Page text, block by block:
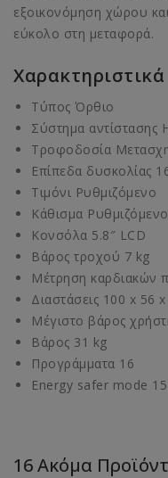
εξοικονόμηση χώρου
εύκολο στη μεταφορά.
Χαρακτηριστικά
Τύπος Όρθιο
Σύστημα αντίστασης
Τροφοδοσία
Επίπεδα δυσκολίας
Τιμόνι Ρυθμιζόμενο
Κάθισμα Ρυθμιζόμενο
Κονσόλα 5.8″ LCD
Βάρος τροχού 7 kg
Μέτρηση καρδιακών
Διαστάσεις 100 x 56
Μέγιστο βάρος
Βάρος 31 kg
Προγράμματα 16
Energy safer mode
16 Ακόμα